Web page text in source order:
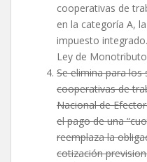
cooperativas de
en la categoría A,
impuesto
Ley de
Se elimina para
cooperativas de
Nacional de
el pago de una
reemplaza la
cotización